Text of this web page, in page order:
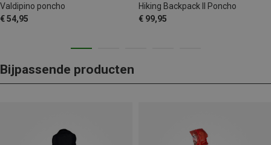
Valdipino poncho
€ 54,95
Hiking Backpack II Poncho
€ 99,95
Bijpassende producten